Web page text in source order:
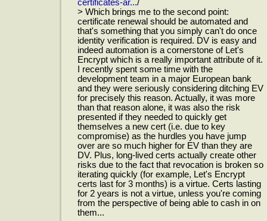
certificates-ar.../
> Which brings me to the second point:
certificate renewal should be automated and
that's something that you simply can't do once
identity verification is required. DV is easy and
indeed automation is a cornerstone of Let's
Encrypt which is a really important attribute of it.
I recently spent some time with the
development team in a major European bank
and they were seriously considering ditching EV
for precisely this reason. Actually, it was more
than that reason alone, it was also the risk
presented if they needed to quickly get
themselves a new cert (i.e. due to key
compromise) as the hurdles you have jump
over are so much higher for EV than they are
DV. Plus, long-lived certs actually create other
risks due to the fact that revocation is broken so
iterating quickly (for example, Let's Encrypt
certs last for 3 months) is a virtue. Certs lasting
for 2 years is not a virtue, unless you're coming
from the perspective of being able to cash in on
them...